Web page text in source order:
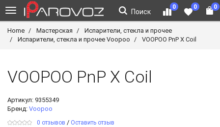
Поиск
0 0 0
Home Мастерская
Испарители, стекла и прочее
Испарители, стекла и прочее Voopoo
VOOPOO PnP X Coil
VOOPOO PnP X Coil
Артикул: 9355349
Бренд: Voopoo
0 отзывов / Оставить отзыв